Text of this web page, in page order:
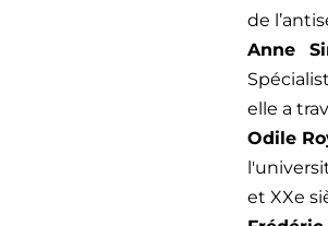
de
Anne
elle a
Odile
et XXe